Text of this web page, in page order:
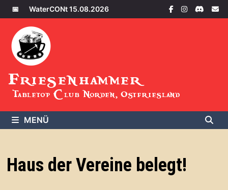
Zum
Inhalt
springen
📅 WaterCONt 15.08.2026
Friesenhammer
Tabletop Club Norden, Ostfriesland
MENÜ
Haus der Vereine belegt!